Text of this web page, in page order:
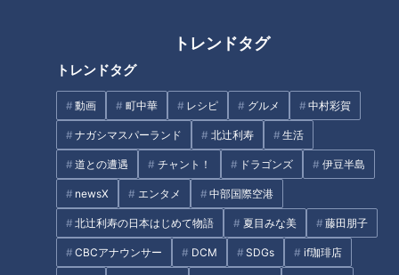
トレンドタグ
トレンドタグ
動画 町中華 レシピ グルメ 中村彩賀
ナガシマスパーランド 北辻利寿 生活
道との遭遇 チャント！ ドラゴンズ 伊豆半島
newsX エンタメ 中部国際空港
北辻利寿の日本はじめて物語 夏目みな美 藤田朋子
CBCアナウンサー DCM SDGs if珈琲店
【ガン闘病‥涙の真相】繁華街
で鶏とお散歩！？謎の“ニワトリ
おじさん”に密着 #CBCドキュメ
ンタリー
大人気パティシエ「シェ・シバ
タ」柴田武シェフの魅力に迫
る！ 構想1年「アムール・デ
ュ・ショコラ」の新作スイーツ
とは！？
グルメ チャント！ 三重 加藤愛 愛されフード